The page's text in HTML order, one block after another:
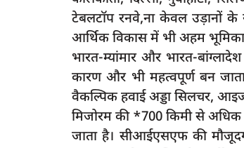
टेबलटॉप रनवे,ना केवल उड़ानों
आर्थिक विकास में भी अहम भूमिका
भारत-म्यांमार और भारत-
कारण और भी महत्वपूर्ण बन
वैकल्पिक हवाई अड्डा सिलचर,
मिजोरम की *700 किमी से अधिक
जाता है। सीआईएसएफ की